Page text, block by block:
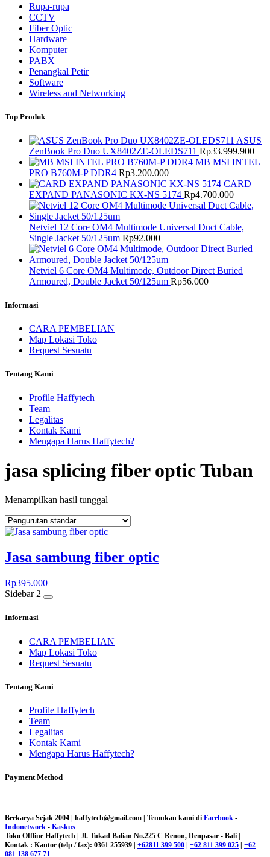
Rupa-rupa
CCTV
Fiber Optic
Hardware
Komputer
PABX
Penangkal Petir
Software
Wireless and Networking
Top Produk
ASUS
ZenBook Pro Duo UX8402ZE-OLEDS711 Rp33.999.900
MB MSI INTEL
PRO B760M-P DDR4 Rp3.200.000
CARD
EXPAND PANASONIC KX-NS 5174 Rp4.700.000
Netviel 12 Core OM4 Multimode Universal Duct Cable,
Single Jacket 50/125um Rp92.000
Netviel 6 Core OM4 Multimode, Outdoor Direct Buried
Armoured, Double Jacket 50/125um Rp56.000
Informasi
CARA PEMBELIAN
Map Lokasi Toko
Request Sesuatu
Tentang Kami
Profile Haffytech
Team
Legalitas
Kontak Kami
Mengapa Harus Haffytech?
jasa splicing fiber optic Tuban
Menampilkan hasil tunggal
Jasa sambung fiber optic
Rp395.000
Sidebar 2
Informasi
CARA PEMBELIAN
Map Lokasi Toko
Request Sesuatu
Tentang Kami
Profile Haffytech
Team
Legalitas
Kontak Kami
Mengapa Harus Haffytech?
Payment Method
Berkarya Sejak 2004 | haffytech@gmail.com | Temukan kami di Facebook -
Indonetwork - Kaskus
Toko Offline Haffytech | Jl. Tukad Balian No.225 C Renon, Denpasar - Bali |
Kontak : Kantor (telp / fax): 0361 255939 | +62811 399 500 +62 811 399 025
+62
081 138 677 71